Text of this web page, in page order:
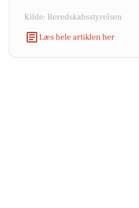
Kilde: Beredskabsstyrelsen
Læs hele artiklen her